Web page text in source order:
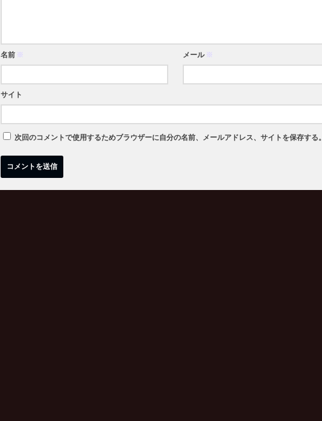
名前 ※ メール ※
サイト
次回のコメントで使用するためブラウザーに自分の名前、メールアドレス、サイトを保存する。